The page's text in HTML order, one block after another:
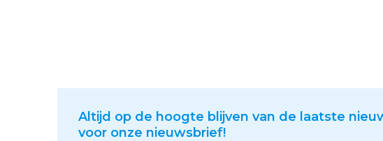
Altijd op de hoogte blijven van de laatste
voor onze nieuwsbrief!